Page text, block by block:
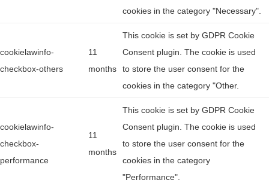
cookies in the category "Necessary".
cookielawinfo-
checkbox-others
11
months
This cookie is set by GDPR Cookie
Consent plugin. The cookie is used
to store the user consent for the
cookies in the category "Other.
cookielawinfo-
checkbox-
performance
11
months
This cookie is set by GDPR Cookie
Consent plugin. The cookie is used
to store the user consent for the
cookies in the category
"Performance".